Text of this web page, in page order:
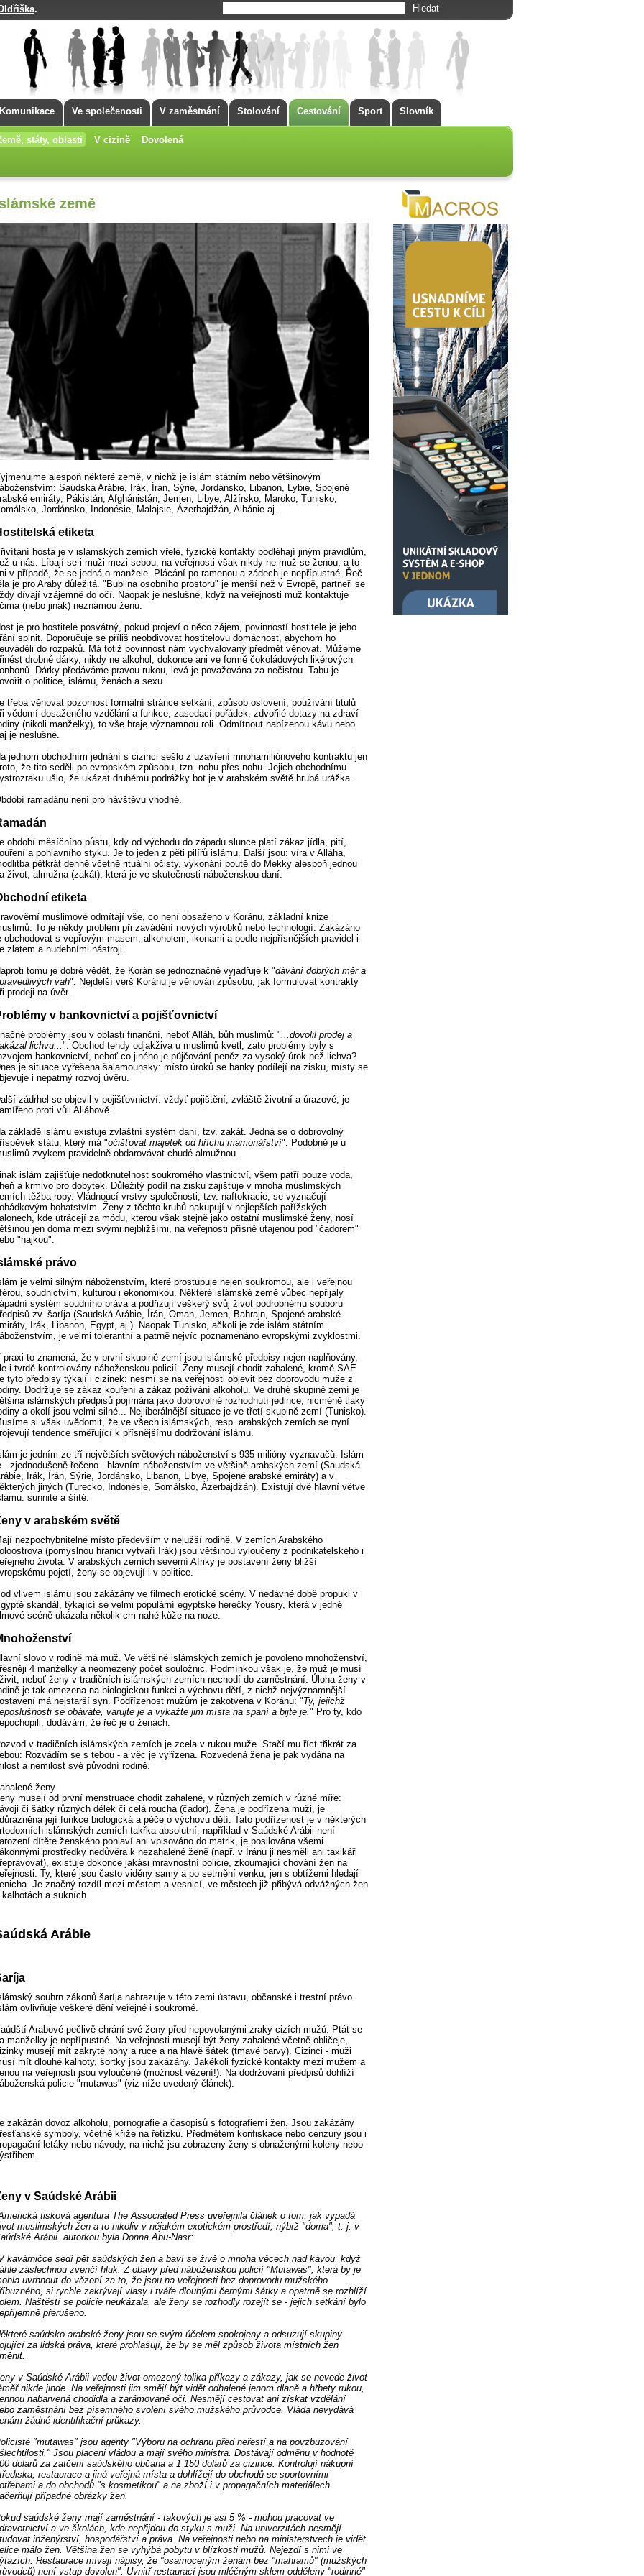
.
Komunikace Ve společenosti V zaměstnání Stolování Cestování Sport Slovník
státy, oblasti V cizině Dovolená
země
alespoň některé země, v nichž je islám státním nebo většinovým
Saúdská Arábie, Irák, Írán, Sýrie, Jordánsko, Libanon, Lybie, Spojené
emiráty, Pákistán, Afghánistán, Jemen, Libye, Alžírsko, Maroko, Tunisko,
Jordánsko, Indonésie, Malajsie, Ázerbajdžán, Albánie aj.
etiketa
hosta je v islámských zemích vřelé, fyzické kontakty podléhají jiným pravidlům,
u nás. Líbají se i muži mezi sebou, na veřejnosti však nikdy ne muž se ženou, a to
v případě, že se jedná o manžele. Plácání po ramenou a zádech je nepřípustné. Řeč
je pro Araby důležitá. "Bublina osobního prostoru" je menší než v Evropě, partneři se
dívají vzájemně do očí. Naopak je neslušné, když na veřejnosti muž kontaktuje
(nebo jinak) neznámou ženu.
je pro hostitele posvátný, pokud projeví o něco zájem, povinností hostitele je jeho
splnit. Doporučuje se příliš neobdivovat hostitelovu domácnost, abychom ho
do rozpaků. Má totiž povinnost nám vychvalovaný předmět věnovat. Můžeme
drobné dárky, nikdy ne alkohol, dokonce ani ve formě čokoládových likérových
Dárky předáváme pravou rukou, levá je považována za nečistou. Tabu je
o politice, islámu, ženách a sexu.
třeba věnovat pozornost formální stránce setkání, způsob oslovení, používání titulů
vědomí dosaženého vzdělání a funkce, zasedací pořádek, zdvořilé dotazy na zdraví
(nikoli manželky), to vše hraje významnou roli. Odmítnout nabízenou kávu nebo
je neslušné.
jednom obchodním jednání s cizinci sešlo z uzavření mnohamiliónového kontraktu jen
že tito seděli po evropském způsobu, tzn. nohu přes nohu. Jejich obchodnímu
ušlo, že ukázat druhému podrážky bot je v arabském světě hrubá urážka.
ramadánu není pro návštěvu vhodné.
období měsíčního půstu, kdy od východu do západu slunce platí zákaz jídla, pití,
a pohlavního styku. Je to jeden z pěti pilířů islámu. Další jsou: víra v Alláha,
pětkrát denně včetně rituální očisty, vykonání poutě do Mekky alespoň jednou
život, almužna (zakát), která je ve skutečnosti náboženskou daní.
etiketa
muslimové odmítají vše, co není obsaženo v Koránu, základní knize
To je někdy problém při zavádění nových výrobků nebo technologií. Zakázáno
obchodovat s vepřovým masem, alkoholem, ikonami a podle nejpřísnějších pravidel i
zlatem a hudebními nástroji.
tomu je dobré vědět, že Korán se jednoznačně vyjadřuje k "dávání dobrých měr a
vah". Nejdelší verš Koránu je věnován způsobu, jak formulovat kontrakty
prodeji na úvěr.
v bankovnictví a pojišťovnictví
problémy jsou v oblasti finanční, neboť Alláh, bůh muslimů: " ...dovolil prodej a
lichvu... ". Obchod tehdy odjakživa u muslimů kvetl, zato problémy byly s
bankovnictví, neboť co jiného je půjčování peněz za vysoký úrok než lichva?
je situace vyřešena šalamounsky: místo úroků se banky podílejí na zisku, místy se
i nepatrný rozvoj úvěru.
zádrhel se objevil v pojišťovnictví: vždyť pojištění, zvláště životní a úrazové, je
proti vůli Alláhově.
základě islámu existuje zvláštní systém daní, tzv. zakát. Jedná se o dobrovolný
státu, který má "očišťovat majetek od hříchu mamonářství". Podobně je u
zvykem pravidelně obdarovávat chudé almužnou.
islám zajišťuje nedotknutelnost soukromého vlastnictví, všem patří pouze voda,
a krmivo pro dobytek. Důležitý podíl na zisku zajišťuje v mnoha muslimských
těžba ropy. Vládnoucí vrstvy společnosti, tzv. naftokracie, se vyznačují
bohatstvím. Ženy z těchto kruhů nakupují v nejlepších pařížských
kde utrácejí za módu, kterou však stejně jako ostatní muslimské ženy, nosí
jen doma mezi svými nejbližšími, na veřejnosti přísně utajenou pod "čadorem"
"hajkou".
právo
je velmi silným náboženstvím, které prostupuje nejen soukromou, ale i veřejnou
soudnictvím, kulturou i ekonomikou. Některé islámské země vůbec nepřijaly
systém soudního práva a podřizují veškerý svůj život podrobnému souboru
zv. šaríja (Saudská Arábie, Írán, Oman, Jemen, Bahrajn, Spojené arabské
Irák, Libanon, Egypt, aj.). Naopak Tunisko, ačkoli je zde islám státním
je velmi tolerantní a patrně nejvíc poznamenáno evropskými zvyklostmi.
praxi to znamená, že v první skupině zemí jsou islámské předpisy nejen naplňovány,
i tvrdě kontrolovány náboženskou policií. Ženy musejí chodit zahalené, kromě SAE
tyto předpisy týkají i cizinek: nesmí se na veřejnosti objevit bez doprovodu muže z
Dodržuje se zákaz kouření a zákaz požívání alkoholu. Ve druhé skupině zemí je
islámských předpisů pojímána jako dobrovolné rozhodnutí jedince, nicméně tlaky
a okolí jsou velmi silné... Nejliberálnější situace je ve třetí skupině zemí (Tunisko).
si však uvědomit, že ve všech islámských, resp. arabských zemích se nyní
tendence směřující k přísnějšímu dodržování islámu.
je jedním ze tří největších světových náboženství s 935 milióny vyznavačů. Islám
- zjednodušeně řečeno - hlavním náboženstvím ve většině arabských zemí (Saudská
Irák, Írán, Sýrie, Jordánsko, Libanon, Libye, Spojené arabské emiráty) a v
jiných (Turecko, Indonésie, Somálsko, Ázerbajdžán). Existují dvě hlavní větve
sunnité a šíité.
v arabském světě
nezpochybnitelné místo především v nejužší rodině. V zemích Arabského
(pomyslnou hranici vytváří Irák) jsou většinou vyloučeny z podnikatelského i
života. V arabských zemích severní Afriky je postavení ženy bližší
pojetí, ženy se objevují i v politice.
vlivem islámu jsou zakázány ve filmech erotické scény. V nedávné době propukl v
skandál, týkající se velmi populární egyptské herečky Yousry, která v jedné
scéně ukázala několik cm nahé kůže na noze.
slovo v rodině má muž. Ve většině islámských zemích je povoleno mnohoženství,
4 manželky a neomezený počet souložnic. Podmínkou však je, že muž je musí
neboť ženy v tradičních islámských zemích nechodí do zaměstnání. Úloha ženy v
je tak omezena na biologickou funkci a výchovu dětí, z nichž nejvýznamnější
má nejstarší syn. Podřízenost mužům je zakotvena v Koránu: "Ty, jejichž
se obáváte, varujte je a vykažte jim místa na spaní a bijte je. " Pro ty, kdo
dodávám, že řeč je o ženách.
v tradičních islámských zemích je zcela v rukou muže. Stačí mu říct třikrát za
Rozvádím se s tebou - a věc je vyřízena. Rozvedená žena je pak vydána na
a nemilost své původní rodině.
ženy
musejí od první menstruace chodit zahalené, v různých zemích v různé míře:
či šátky různých délek či celá roucha (čador). Žena je podřízena muži, je
její funkce biologická a péče o výchovu dětí. Tato podřízenost je v některých
islámských zemích takřka absolutní, například v Saúdské Arábii není
dítěte ženského pohlaví ani vpisováno do matrik, je posilována všemi
prostředky nedůvěra k nezahalené ženě (např. v Íránu ji nesměli ani taxikáři
existuje dokonce jakási mravnostní policie, zkoumající chování žen na
Ty, které jsou často viděny samy a po setmění venku, jen s obtížemi hledají
Je značný rozdíl mezi městem a vesnicí, ve městech již přibývá odvážných žen
a sukních.
Arábie
souhrn zákonů šaríja nahrazuje v této zemi ústavu, občanské i trestní právo.
ovlivňuje veškeré dění veřejné i soukromé.
Arabové pečlivě chrání své ženy před nepovolanými zraky cizích mužů. Ptát se
manželky je nepřípustné. Na veřejnosti musejí být ženy zahalené včetně obličeje,
musejí mít zakryté nohy a ruce a na hlavě šátek (tmavé barvy). Cizinci - muži
mít dlouhé kalhoty, šortky jsou zakázány. Jakékoli fyzické kontakty mezi mužem a
na veřejnosti jsou vyloučené (možnost vězení!). Na dodržování předpisů dohlíží
policie "mutawas" (viz níže uvedený článek).
zakázán dovoz alkoholu, pornografie a časopisů s fotografiemi žen. Jsou zakázány
symboly, včetně kříže na řetízku. Předmětem konfiskace nebo cenzury jsou i
letáky nebo návody, na nichž jsu zobrazeny ženy s obnaženými koleny nebo
v Saúdské Arábii
tisková agentura The Associated Press uveřejnila článek o tom, jak vypadá
muslimských žen a to nikoliv v nějakém exotickém prostředí, nýbrž "doma", t. j. v
Arábii. autorkou byla Donna Abu-Nasr:
kavárničce sedí pět saúdských žen a baví se živě o mnoha věcech nad kávou, když
zaslechnou zvenčí hluk. Z obavy před náboženskou policií "Mutawas", která by je
uvrhnout do vězení za to, že jsou na veřejnosti bez doprovodu mužského
si rychle zakrývají vlasy i tváře dlouhými černými šátky a opatrně se rozhlíží
Naštěstí se policie neukázala, ale ženy se rozhodly rozejít se - jejich setkání bylo
přerušeno.
saúdsko-arabské ženy jsou se svým účelem spokojeny a odsuzují skupiny
za lidská práva, které prohlašují, že by se měl způsob života místních žen
v Saúdské Arábii vedou život omezený tolika příkazy a zákazy, jak se nevede život
nikde jinde. Na veřejnosti jim smějí být vidět odhalené jenom dlaně a hřbety rukou,
nabarvená chodidla a zarámované oči. Nesmějí cestovat ani získat vzdělání
zaměstnání bez písemného svolení svého mužského průvodce. Vláda nevydává
žádné identifikační průkazy.
"mutawas" jsou agenty "Výboru na ochranu před neřestí a na povzbuzování
Jsou placeni vládou a mají svého ministra. Dostávají odměnu v hodnotě
dolarů za zatčení saúdského občana a 1 150 dolarů za cizince. Kontrolují nákupní
restaurace a jiná veřejná místa a dohlížejí do obchodů se sportovními
a do obchodů "s kosmetikou" a na zboží i v propagačních materiálech
případné obrázky žen.
saúdské ženy mají zaměstnání - takových je asi 5 % - mohou pracovat ve
a ve školách, kde nepřijdou do styku s muži. Na univerzitách nesmějí
inženýrství, hospodářství a práva. Na veřejnosti nebo na ministerstvech je vidět
málo žen. Většina žen se vyhýbá pobytu v blízkosti mužů. Nejezdí s nimi ve
Restaurace mívají nápisy, že "osamoceným ženám bez "mahramů" (mužských
není vstup dovolen". Uvnitř restaurací jsou mléčným sklem odděleny "rodinné"